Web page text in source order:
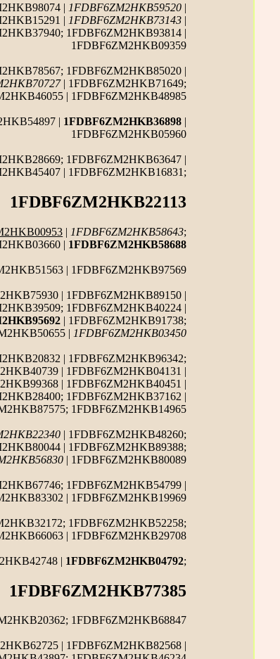
| 1FDBF6ZM2HKB59520 |
| 1FDBF6ZM2HKB73143 |
1FDBF6ZM2HKB93814 |
1FDBF6ZM2HKB09359
1FDBF6ZM2HKB85020 |
| 1FDBF6ZM2HKB71649;
| 1FDBF6ZM2HKB48985
| 1FDBF6ZM2HKB36898 |
1FDBF6ZM2HKB05960
1FDBF6ZM2HKB63647 |
| 1FDBF6ZM2HKB16831;
1FDBF6ZM2HKB22113
| 1FDBF6ZM2HKB58643;
| 1FDBF6ZM2HKB58688
| 1FDBF6ZM2HKB97569
| 1FDBF6ZM2HKB89150 |
1FDBF6ZM2HKB40224 |
| 1FDBF6ZM2HKB91738;
| 1FDBF6ZM2HKB03450
| 1FDBF6ZM2HKB96342;
| 1FDBF6ZM2HKB04131 |
| 1FDBF6ZM2HKB40451 |
1FDBF6ZM2HKB37162 |
1FDBF6ZM2HKB14965
| 1FDBF6ZM2HKB48260;
| 1FDBF6ZM2HKB89388;
| 1FDBF6ZM2HKB80089
1FDBF6ZM2HKB54799 |
| 1FDBF6ZM2HKB19969
1FDBF6ZM2HKB52258;
| 1FDBF6ZM2HKB29708
| 1FDBF6ZM2HKB04792;
1FDBF6ZM2HKB77385
1FDBF6ZM2HKB68847
| 1FDBF6ZM2HKB82568 |